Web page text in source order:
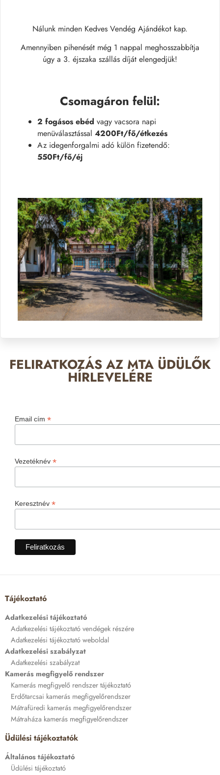
Nálunk minden Kedves Vendég Ajándékot kap.
Amennyiben pihenését még 1 nappal meghosszabbítja
úgy a 3. éjszaka szállás díját elengedjük!
Csomagáron felül:
2 fogásos ebéd vagy vacsora napi
menüválasztással 4200Ft/fő/étkezés
Az idegenforgalmi adó külön fizetendő:
550Ft/fő/éj
FELIRATKOZÁS AZ MTA ÜDÜLŐK
HÍRLEVELÉRE
Email cím *
Vezetéknév *
Keresztnév *
Tájékoztató
Adatkezelési tájékoztató
Adatkezelési tájékoztató vendégek részére
Adatkezelési tájékoztató weboldal
Adatkezelési szabályzat
Adatkezelési szabályzat
Kamerás megfigyelő rendszer
Kamerás megfigyelő rendszer tájékoztató
Erdőtarcsai kamerás megfigyelőrendszer
Mátrafüredi kamerás megfigyelőrendszer
Mátraháza kamerás megfigyelőrendszer
Üdülési tájékoztatók
Általános tájékoztató
Üdülési tájékoztató